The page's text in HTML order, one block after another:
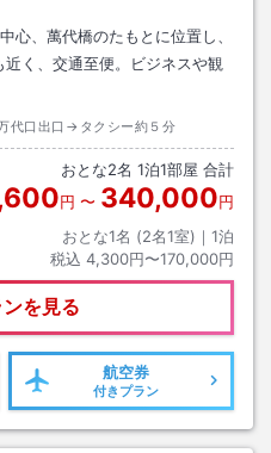
心、萬代橋のたもとに位置し、
く、交通至便。ビジネスや観
代口出口→タクシー約５分
おとな2名 1泊1部屋 合計
円 〜 340,000円
おとな1名 (2名1室)｜ 1泊
税込 4,300円〜170,000円
を見る
航空券
付きプラン